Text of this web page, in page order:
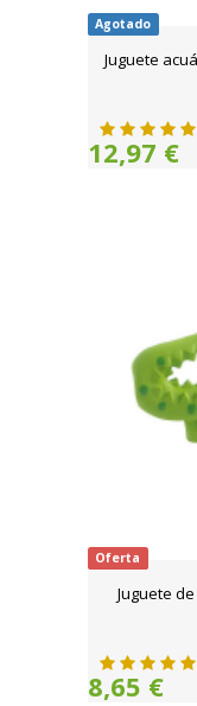
Agotado
Juguete
12,97 €
Oferta
Juguete
8,65 €